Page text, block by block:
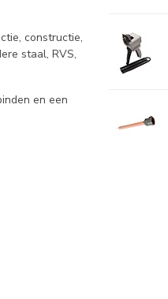
constructie,
staal, RVS,
en een